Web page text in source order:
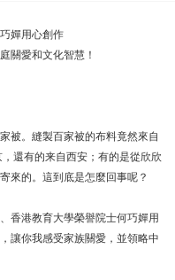
嬋用心創作
關愛和文化智慧！
被。縫製百家被的布料竟然來自
還有的来自西安；有的是從欣欣
來的。這到底是怎麼回事呢？
香港教育大學榮譽院士何巧嬋用
讓你我感受家族關愛，並領略中